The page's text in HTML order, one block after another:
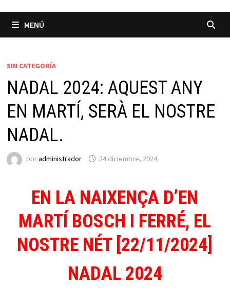
MENÚ
SIN CATEGORÍA
NADAL 2024: AQUEST ANY
EN MARTÍ, SERÀ EL NOSTRE
NADAL.
poradministrador 24 diciembre, 2024
EN LA NAIXENÇA D’EN
MARTÍ BOSCH I FERRÉ, EL
NOSTRE NÉT [22/11/2024]
NADAL 2024